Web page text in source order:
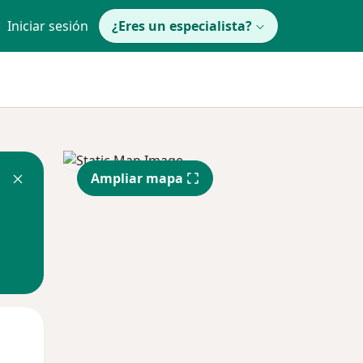
Iniciar sesión ¿Eres un especialista?
Ampliar mapa